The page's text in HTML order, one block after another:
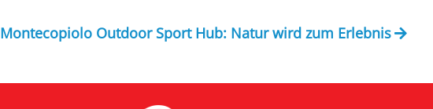
Montecopiolo Outdoor Sport Hub: Natur wird zum Erlebnis